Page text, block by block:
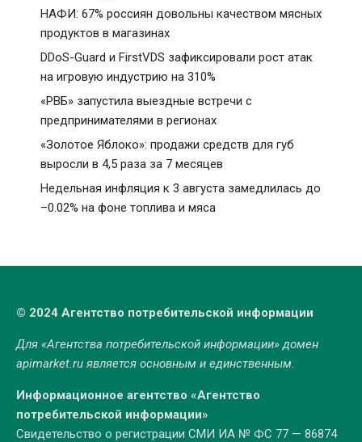
НАФИ: 67% россиян довольны качеством мясных
продуктов в магазинах
DDoS-Guard и FirstVDS зафиксировали рост атак
на игровую индустрию на 310%
«РВБ» запустила выездные встречи с
предпринимателями в регионах
«Золотое Яблоко»: продажи средств для губ
выросли в 4,5 раза за 7 месяцев
Недельная инфляция к 3 августа замедлилась до
–0.02% на фоне топлива и мяса
© 2024 Агентство потребительской информации
Для «Агентства потребительской информации» домен
apimarket.ruявляется основным и единственным.
Информационное агентство «Агентство
потребительской информации»
Свидетельство о регистрации СМИ ИА № ФС 77 — 86874